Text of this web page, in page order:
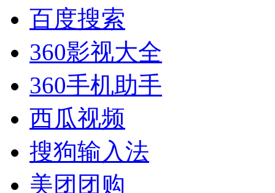
百度搜索
360影视大全
360手机助手
西瓜视频
搜狗输入法
美团团购